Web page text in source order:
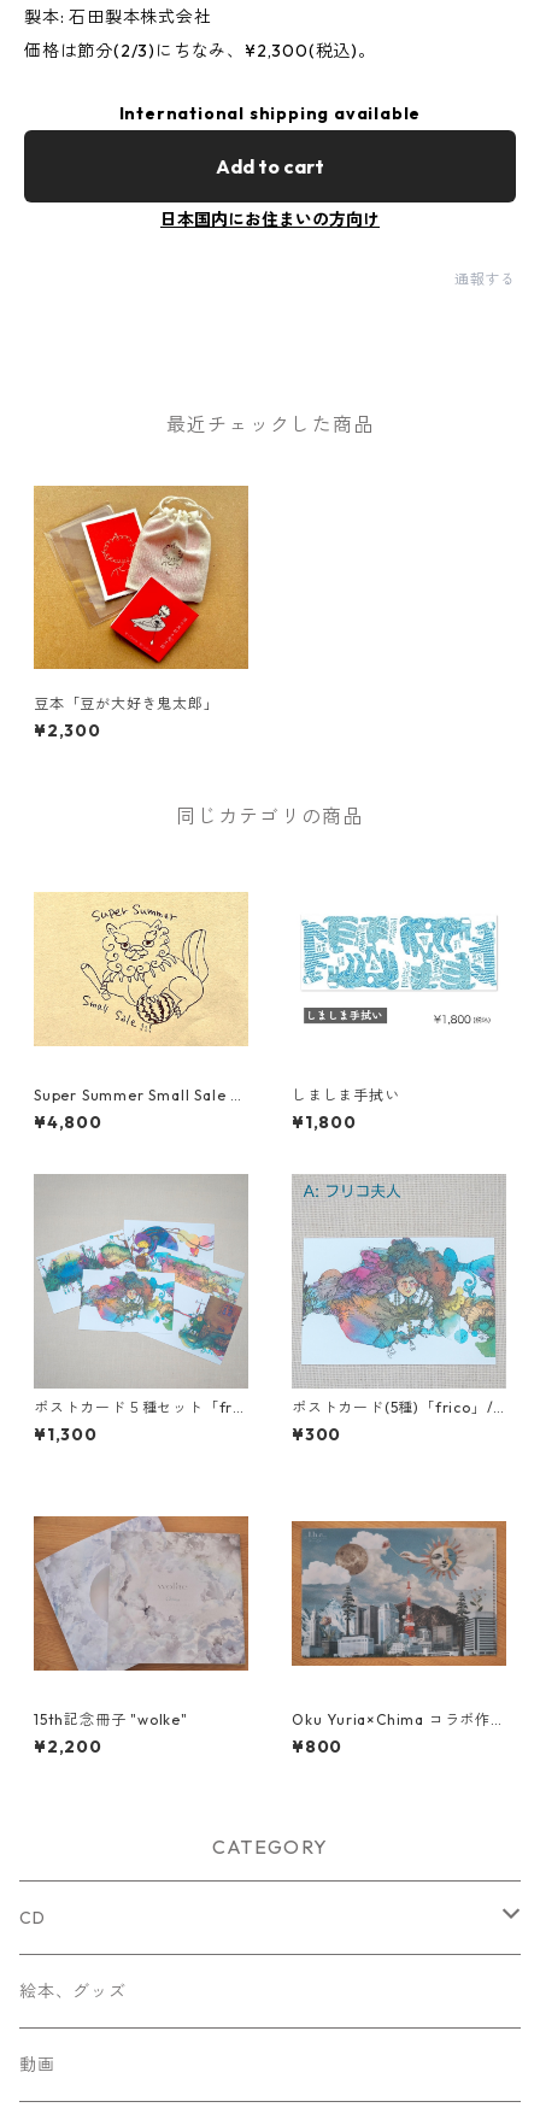
製本: 石田製本株式会社
価格は節分(2/3)にちなみ、¥2,300(税込)。
International shipping available
Add to cart
日本国内にお住まいの方向け
通報する
最近チェックした商品
豆本「豆が大好き鬼太郎」
¥2,300
同じカテゴリの商品
Super Summer Small Sale Se
t !!!
¥4,800
しましま手拭い
¥1,800
ポストカード５種セット「fric
o」/ Chima
¥1,300
ポストカード(5種)「frico」/
Chima
¥300
15th記念冊子 "wolke"
¥2,200
Oku Yuria×Chima コラボ作品
-クリアファイル-
¥800
CATEGORY
CD
Chima
Socca
絵本、グッズ
動画